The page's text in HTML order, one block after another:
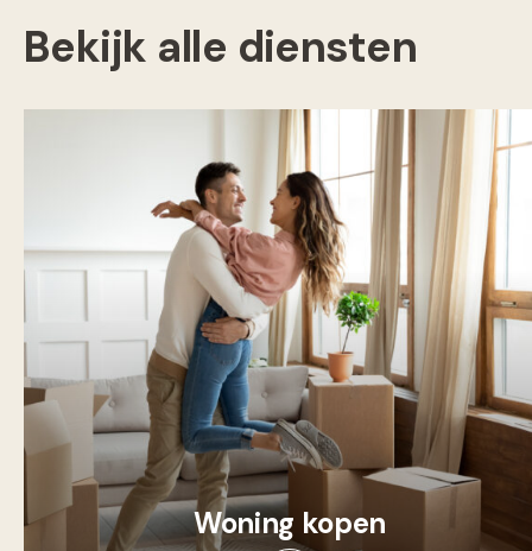
Bekijk alle diensten
Woning kopen